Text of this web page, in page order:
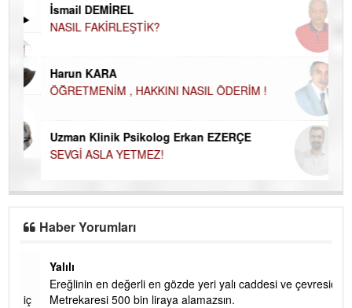
İsmail DEMİREL
NASIL FAKİRLEŞTİK?
Harun KARA
ÖĞRETMENİM , HAKKINI NASIL ÖDERİM !
Uzman Klinik Psikolog Erkan EZERÇE
SEVGİ ASLA YETMEZ!
Haber Yorumları
Yalılı
Ereğlinin en değerli en gözde yeri yalı caddesi ve çevresidir.
Metrekaresi 500 bin liraya alamazsın.